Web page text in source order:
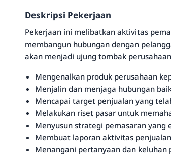
Deskripsi Pekerjaan
Pekerjaan ini melibatkan aktivitas
membangun hubungan dengan
akan menjadi ujung tombak
Mengenalkan produk perusahaan
Menjalin dan menjaga hubungan
Mencapai target penjualan yang
Melakukan riset pasar untuk
Menyusun strategi pemasaran yang
Membuat laporan aktivitas
Menangani pertanyaan dan